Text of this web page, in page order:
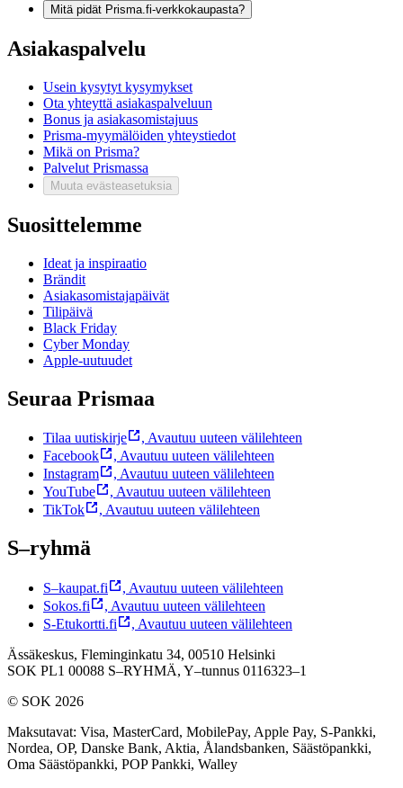
Mitä pidät Prisma.fi-verkkokaupasta?
Asiakaspalvelu
Usein kysytyt kysymykset
Ota yhteyttä asiakaspalveluun
Bonus ja asiakasomistajuus
Prisma-myymälöiden yhteystiedot
Mikä on Prisma?
Palvelut Prismassa
Muuta evästeasetuksia
Suosittelemme
Ideat ja inspiraatio
Brändit
Asiakasomistajapäivät
Tilipäivä
Black Friday
Cyber Monday
Apple-uutuudet
Seuraa Prismaa
Tilaa uutiskirje , Avautuu uuteen välilehteen
Facebook
, Avautuu uuteen välilehteen
Instagram
, Avautuu uuteen välilehteen
YouTube
, Avautuu uuteen välilehteen
TikTok
, Avautuu uuteen välilehteen
S–ryhmä
S–kaupat.fi , Avautuu uuteen välilehteen
Sokos.fi
, Avautuu uuteen välilehteen
S-Etukortti.fi
, Avautuu uuteen välilehteen
Ässäkeskus, Fleminginkatu 34, 00510 Helsinki
SOK PL1 00088 S–RYHMÄ, Y–tunnus 0116323–1
© SOK 2026
Maksutavat: Visa, MasterCard, MobilePay, Apple Pay, S-Pankki,
Nordea, OP, Danske Bank, Aktia, Ålandsbanken, Säästöpankki,
Oma Säästöpankki, POP Pankki, Walley